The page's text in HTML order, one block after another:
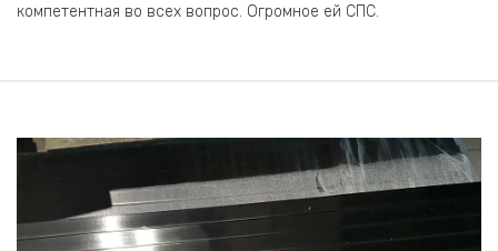
компетентная во всех вопрос. Огромное ей СПС.